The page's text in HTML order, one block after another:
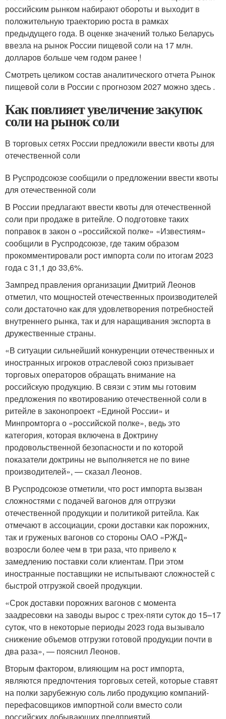
российским рынком набирают обороты и выходит в
положительную траекторию роста в рамках
предыдущего года. В оценке значений только Беларусь
ввезла на рынок России пищевой соли на 17 млн.
долларов больше чем годом ранее !
Смотреть целиком состав аналитического отчета Рынок
пищевой соли в России с прогнозом 2027 можно здесь .
Как повлияет увеличение закупок
соли на рынок соли
В торговых сетях России предложили ввести квоты для
отечественной соли
В Руспродсоюзе сообщили о предложении ввести квоты
для отечественной соли
В России предлагают ввести квоты для отечественной
соли при продаже в ритейле. О подготовке таких
поправок в закон о «российской полке» «Известиям»
сообщили в Руспродсоюзе, где таким образом
прокомментировали рост импорта соли по итогам 2023
года с 31,1 до 33,6%.
Зампред правления организации Дмитрий Леонов
отметил, что мощностей отечественных производителей
соли достаточно как для удовлетворения потребностей
внутреннего рынка, так и для наращивания экспорта в
дружественные страны.
«В ситуации сильнейший конкуренции отечественных и
иностранных игроков отраслевой союз призывает
торговых операторов обращать внимание на
российскую продукцию. В связи с этим мы готовим
предложения по квотированию отечественной соли в
ритейле в законопроект «Единой России» и
Минпромторга о «российской полке», ведь это
категория, которая включена в Доктрину
продовольственной безопасности и по которой
показатели доктрины не выполняется не по вине
производителей», — сказал Леонов.
В Руспродсоюзе отметили, что рост импорта вызван
сложностями с подачей вагонов для отгрузки
отечественной продукции и политикой ритейла. Как
отмечают в ассоциации, сроки доставки как порожних,
так и груженых вагонов со стороны ОАО «РЖД»
возросли более чем в три раза, что привело к
замедлению поставки соли клиентам. При этом
иностранные поставщики не испытывают сложностей с
быстрой отгрузкой своей продукции.
«Срок доставки порожних вагонов с момента
заадресовки на заводы вырос с трех-пяти суток до 15–17
суток, что в некоторые периоды 2023 года вызывало
снижение объемов отгрузки готовой продукции почти в
два раза», — пояснил Леонов.
Вторым фактором, влияющим на рост импорта,
являются предпочтения торговых сетей, которые ставят
на полки зарубежную соль либо продукцию компаний-
перефасовщиков импортной соли вместо соли